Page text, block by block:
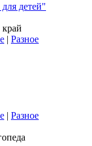
детей"
| Разное
| Разное